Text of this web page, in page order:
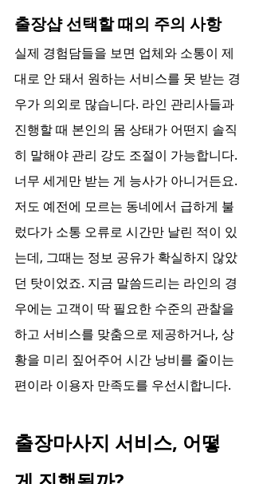
출장샵 선택할 때의 주의 사항
실제 경험담들을 보면 업체와 소통이 제
대로 안 돼서 원하는 서비스를 못 받는 경
우가 의외로 많습니다. 라인 관리사들과
진행할 때 본인의 몸 상태가 어떤지 솔직
히 말해야 관리 강도 조절이 가능합니다.
너무 세게만 받는 게 능사가 아니거든요.
저도 예전에 모르는 동네에서 급하게 불
렀다가 소통 오류로 시간만 날린 적이 있
는데, 그때는 정보 공유가 확실하지 않았
던 탓이었죠. 지금 말씀드리는 라인의 경
우에는 고객이 딱 필요한 수준의 관찰을
하고 서비스를 맞춤으로 제공하거나, 상
황을 미리 짚어주어 시간 낭비를 줄이는
편이라 이용자 만족도를 우선시합니다.
출장마사지 서비스, 어떻